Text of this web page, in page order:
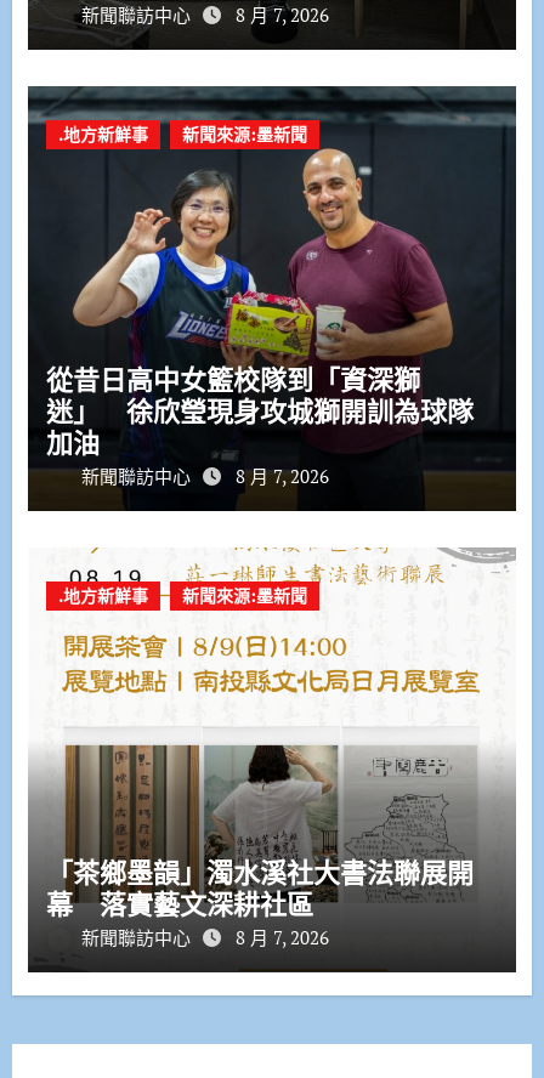
新聞聯訪中心 8 月 7, 2026
.地方新鮮事 新聞來源:墨新聞
從昔日高中女籃校隊到「資深獅
迷」 徐欣瑩現身攻城獅開訓為球隊
加油
新聞聯訪中心 8 月 7, 2026
.地方新鮮事 新聞來源:墨新聞
「茶鄉墨韻」濁水溪社大書法聯展開
幕 落實藝文深耕社區
新聞聯訪中心 8 月 7, 2026